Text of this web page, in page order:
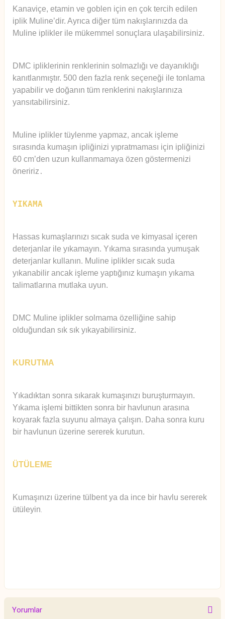
Kanaviçe, etamin ve goblen için en çok tercih edilen
iplik Muline’dir. Ayrıca diğer tüm nakışlarınızda da
Muline iplikler ile mükemmel sonuçlara ulaşabilirsiniz.
DMC ipliklerinin renklerinin solmazlığı ve dayanıklığı
kanıtlanmıştır. 500 den fazla renk seçeneği ile tonlama
yapabilir ve doğanın tüm renklerini nakışlarınıza
yansıtabilirsiniz.
Muline iplikler tüylenme yapmaz, ancak işleme
sırasında kumaşın ipliğinizi yıpratmaması için ipliğinizi
60 cm’den uzun kullanmamaya özen göstermenizi
öneririz .
YIKAMA
Hassas kumaşlarınızı sıcak suda ve kimyasal içeren
deterjanlar ile yıkamayın. Yıkama sırasında yumuşak
deterjanlar kullanın. Muline iplikler sıcak suda
yıkanabilir ancak işleme yaptığınız kumaşın yıkama
talimatlarına mutlaka uyun.
DMC Muline iplikler solmama özelliğine sahip
olduğundan sık sık yıkayabilirsiniz.
KURUTMA
Yıkadıktan sonra sıkarak kumaşınızı buruşturmayın.
Yıkama işlemi bittikten sonra bir havlunun arasına
koyarak fazla suyunu almaya çalışın. Daha sonra kuru
bir havlunun üzerine sererek kurutun.
ÜTÜLEME
Kumaşınızı üzerine tülbent ya da ince bir havlu sererek
ütüleyin.
Yorumlar